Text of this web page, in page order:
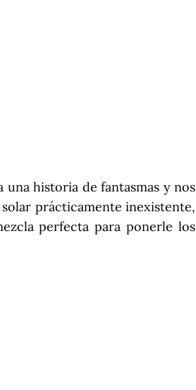
una historia de fantasmas y nos
prácticamente inexistente,
perfecta para ponerle los